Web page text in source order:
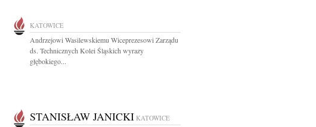
KATOWICE
Andrzejowi Wasilewskiemu Wiceprezesowi Zarządu
ds. Technicznych Kolei Śląskich wyrazy
głębokiego...
STANISŁAW JANICKI KATOWICE